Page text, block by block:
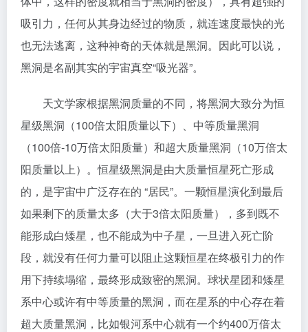
吸引力，任何从其身边经过的物质，就连速度最快的光
也无法逃离，这种神奇的天体就是黑洞。因此可以说，
黑洞是名副其实的宇宙真空“吸光器”。
天文学家根据黑洞质量的不同，将黑洞大致分为恒
星级黑洞（100倍太阳质量以下）、中等质量黑洞
（100倍-10万倍太阳质量）和超大质量黑洞（10万倍太
阳质量以上）。恒星级黑洞是由大质量恒星死亡形成
的，是宇宙中广泛存在的 “居民”。一颗恒星演化到最后
如果剩下的质量太多（大于3倍太阳质量），多到既不
能形成白矮星，也不能成为中子星，一旦进入死亡阶
段，就没有任何力量可以阻止这颗恒星在终极引力的作
用下持续塌缩，最终形成致密的黑洞。球状星团和矮星
系中心或许有中等质量的黑洞，而在星系的中心存在着
超大质量黑洞，比如银河系中心就有一个约400万倍太